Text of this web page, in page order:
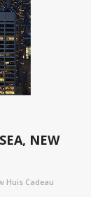
NEW
Huis Cadeau